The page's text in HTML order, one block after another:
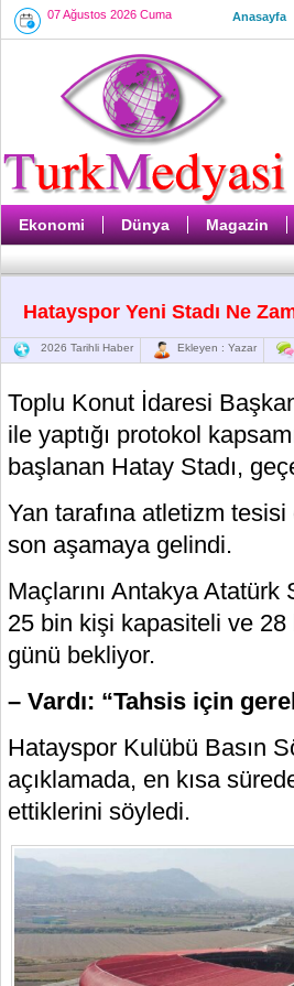
07 Ağustos 2026 Cuma Anasayfa
Ekonomi Dünya Magazin
Hatayspor Yeni Stadı Ne
2026 Tarihli Haber Ekleyen : Yazar
Toplu Konut İdaresi
ile yaptığı protokol
başlanan Hatay Stadı,
Yan tarafına atletizm
son aşamaya gelindi.
Maçlarını Antakya Atatürk
25 bin kişi kapasiteli ve 28
günü bekliyor.
– Vardı: “Tahsis için
Hatayspor Kulübü Basın
açıklamada, en kısa
ettiklerini söyledi.